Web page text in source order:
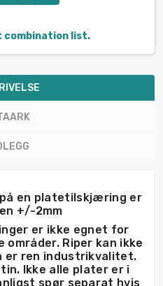
combination list.
en platetilskjæring er
+/-2mm
er ikke egnet for
Riper kan ikke
er ren industrikvalitet.
Ikke alle plater er i
spør separat hvis